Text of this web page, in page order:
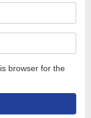
browser for the